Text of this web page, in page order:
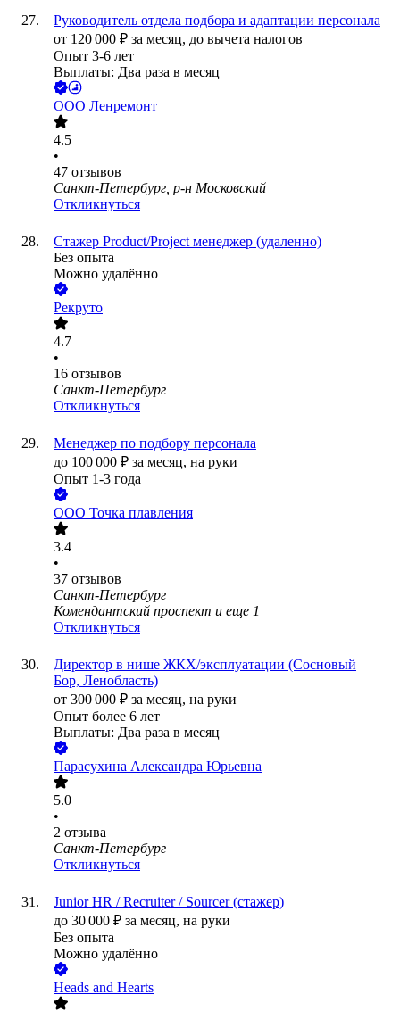
Руководитель отдела подбора и адаптации персонала
от 120 000 ₽ за месяц, до вычета налогов
Опыт 3-6 лет
Выплаты: Два раза в месяц
ООО Ленремонт
4.5
•
47 отзывов
Санкт-Петербург, р-н Московский
Откликнуться
Стажер Product/Project менеджер (удаленно)
Без опыта
Можно удалённо
Рекруто
4.7
•
16 отзывов
Санкт-Петербург
Откликнуться
Менеджер по подбору персонала
до 100 000 ₽ за месяц, на руки
Опыт 1-3 года
ООО Точка плавления
3.4
•
37 отзывов
Санкт-Петербург
Комендантский проспект и еще 1
Откликнуться
Директор в нише ЖКХ/эксплуатации (Сосновый
Бор, Ленобласть)
от 300 000 ₽ за месяц, на руки
Опыт более 6 лет
Выплаты: Два раза в месяц
Парасухина Александра Юрьевна
5.0
•
2 отзыва
Санкт-Петербург
Откликнуться
Junior HR / Recruiter / Sourcer (стажер)
до 30 000 ₽ за месяц, на руки
Без опыта
Можно удалённо
Heads and Hearts